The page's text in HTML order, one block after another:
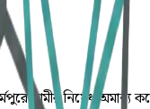
স্বামীর নিষেধ অমান্য